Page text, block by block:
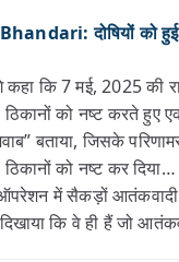
दोषियों को हुई
कहा कि 7 मई, 2025 की
को नष्ट करते हुए
बताया, जिसके
को नष्ट कर
में सैकड़ों आतंकवादी
कि वे ही हैं जो